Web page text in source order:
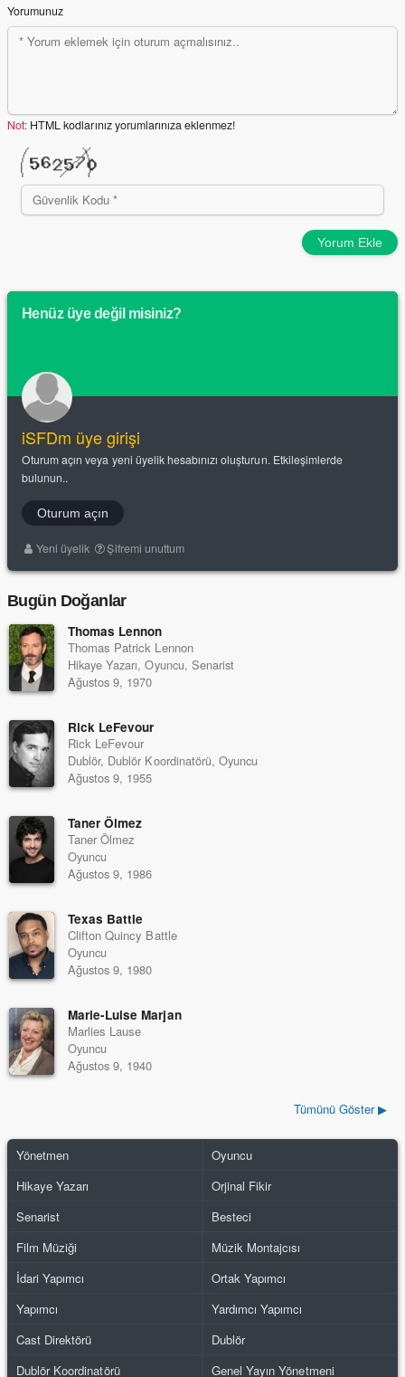
Yorumunuz
Not: HTML kodlarınız yorumlarınıza eklenmez!
Yorum Ekle
Henüz üye değil misiniz?
iSFDm üye girişi
Oturum açın veya yeni üyelik hesabınızı oluşturun. Etkileşimlerde
bulunun..
Oturum açın
Yeni üyelik Şifremi unuttum
Bugün Doğanlar
Thomas Lennon
Thomas Patrick Lennon
Hikaye Yazarı, Oyuncu, Senarist
Ağustos 9, 1970
Rick LeFevour
Rick LeFevour
Dublör, Dublör Koordinatörü, Oyuncu
Ağustos 9, 1955
Taner Ölmez
Taner Ölmez
Oyuncu
Ağustos 9, 1986
Texas Battle
Clifton Quincy Battle
Oyuncu
Ağustos 9, 1980
Marie-Luise Marjan
Marlies Lause
Oyuncu
Ağustos 9, 1940
Tümünü Göster ▶
Yönetmen
Oyuncu
Hikaye Yazarı
Orjinal Fikir
Senarist
Besteci
Film Müziği
Müzik Montajcısı
İdari Yapımcı
Ortak Yapımcı
Yapımcı
Yardımcı Yapımcı
Cast Direktörü
Dublör
Dublör Koordinatörü
Genel Yayın Yönetmeni